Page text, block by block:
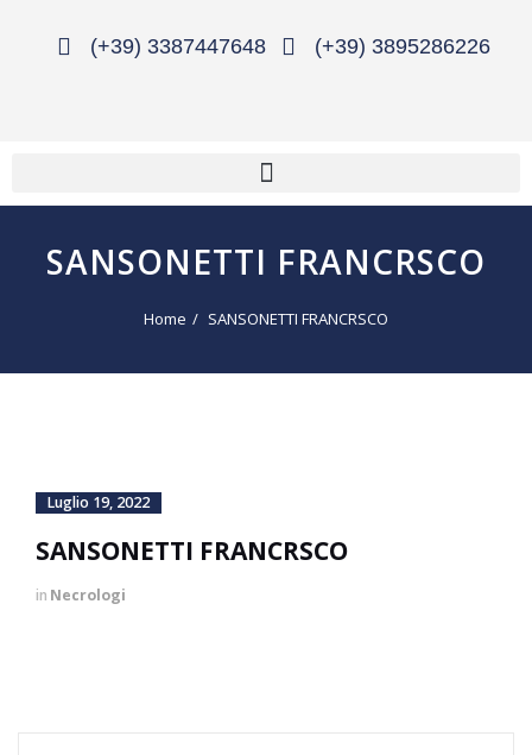
(+39) 3387447648 (+39) 3895286226
SANSONETTI FRANCRSCO
Home SANSONETTI FRANCRSCO
Luglio 19, 2022
SANSONETTI FRANCRSCO
in Necrologi